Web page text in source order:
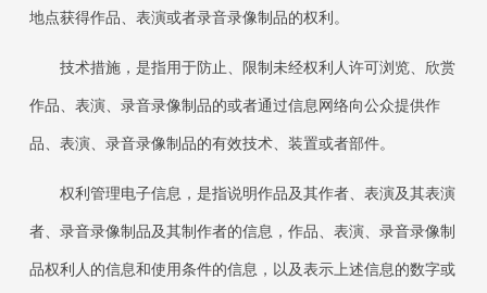
地点获得作品、表演或者录音录像制品的权利。
技术措施，是指用于防止、限制未经权利人许可浏览、欣赏
作品、表演、录音录像制品的或者通过信息网络向公众提供作
品、表演、录音录像制品的有效技术、装置或者部件。
权利管理电子信息，是指说明作品及其作者、表演及其表演
者、录音录像制品及其制作者的信息，作品、表演、录音录像制
品权利人的信息和使用条件的信息，以及表示上述信息的数字或